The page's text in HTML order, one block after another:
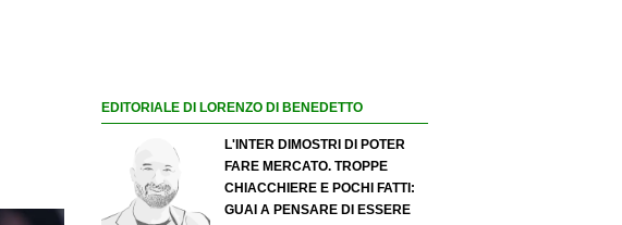
EDITORIALE DI LORENZO DI BENEDETTO
L'INTER DIMOSTRI DI POTER
FARE MERCATO. TROPPE
CHIACCHIERE E POCHI FATTI:
GUAI A PENSARE DI ESSERE